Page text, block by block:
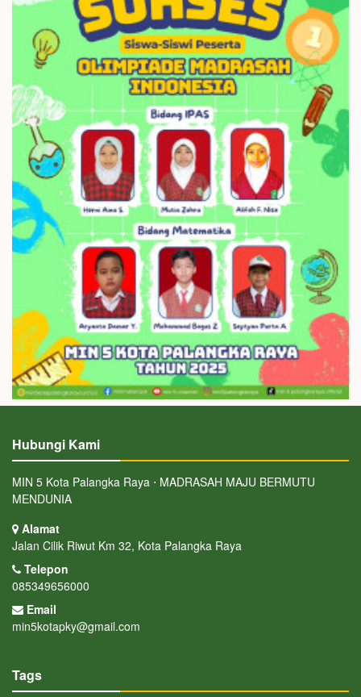
Hubungi Kami
MIN 5 Kota Palangka Raya ⋅ MADRASAH MAJU BERMUTU
MENDUNIA
Alamat
Jalan Cilik Riwut Km 32, Kota Palangka Raya
Telepon
085349656000
Email
min5kotapky@gmail.com
Tags